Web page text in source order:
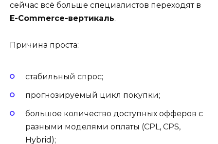
сейчас всё больше специалистов переходят в
E-Commerce-вертикаль.
Причина проста:
стабильный спрос;
прогнозируемый цикл покупки;
большое количество доступных офферов с
разными моделями оплаты (CPL, CPS,
Hybrid);